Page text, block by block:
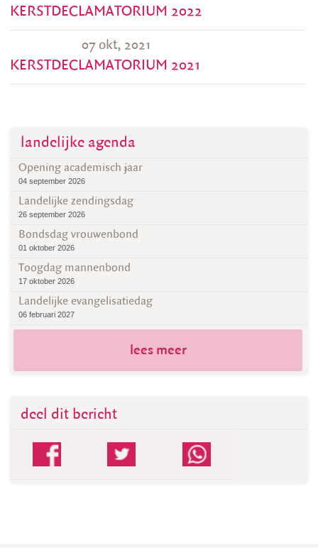
KERSTDECLAMATORIUM 2022
07 okt, 2021
KERSTDECLAMATORIUM 2021
landelijke agenda
Opening academisch jaar
04 september 2026
Landelijke zendingsdag
26 september 2026
Bondsdag vrouwenbond
01 oktober 2026
Toogdag mannenbond
17 oktober 2026
Landelijke evangelisatiedag
06 februari 2027
lees meer
deel dit bericht